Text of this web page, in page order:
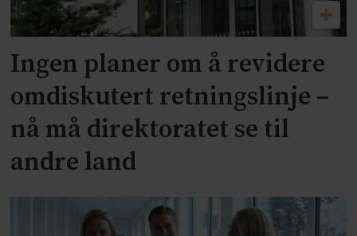
Ingen planer om å revidere
omdiskutert retningslinje –
nå må direktoratet se til
andre land